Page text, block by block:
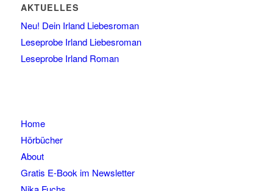
AKTUELLES
Neu! Dein Irland Liebesroman
Leseprobe Irland Liebesroman
Leseprobe Irland Roman
Home
Hörbücher
About
Gratis E-Book im Newsletter